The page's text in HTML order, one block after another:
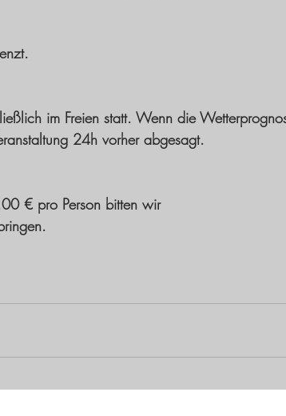
im Freien statt. Wenn die
24h vorher abgesagt.
€ pro Person bitten wir